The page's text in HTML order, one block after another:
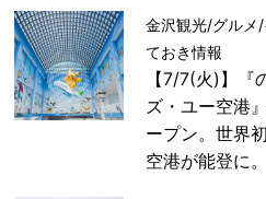
金沢観光/グルメ
ておき情報
【7/7(火)】『
ズ・ユー空港
ープン。世界
空港が能登に。